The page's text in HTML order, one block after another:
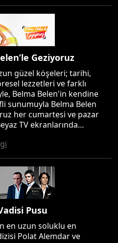
Geziyoruz
güzel köşeleri; tarihi,
lezzetleri ve farklı
Belma Belen'in kendine
sunumuyla Belma Belen
her cumartesi ve pazar
TV ekranlarında…
Pusu
en uzun soluklu en
Polat Alemdar ve